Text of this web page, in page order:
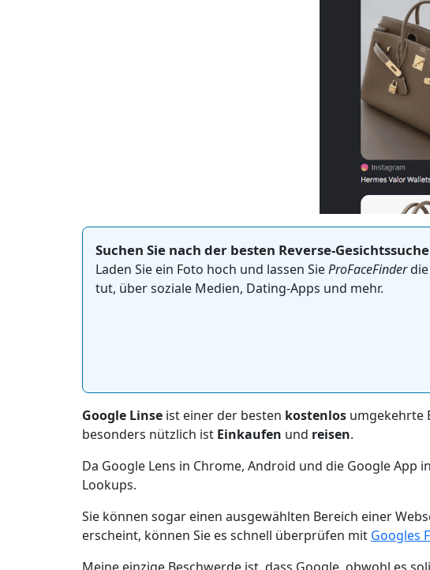
Suchen Sie nach der besten Reverse-
Laden Sie ein Foto hoch und lassen SieProFaceFinderdie
tut, über soziale Medien, Dating-Apps und mehr.
Google Linse ist einer der besten kostenlos umgekehrte
besonders nützlich ist Einkaufen und reisen.
Da Google Lens in Chrome, Android und die Google
Lookups.
Sie können sogar einen ausgewählten Bereich einer
erscheint, können Sie es schnell überprüfen mit Googles